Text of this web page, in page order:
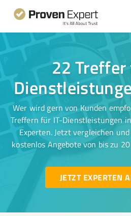
22
Wer wird gern von Kunden
Treffern für IT-Dienstleistungen
Experten. Jetzt vergleichen
kostenlos Angebote von bis zu
JETZT EXPERTEN